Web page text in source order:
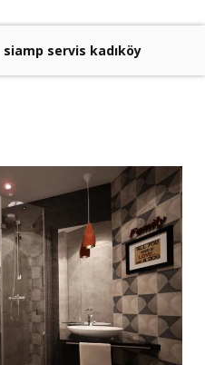
siamp servis kadıköy